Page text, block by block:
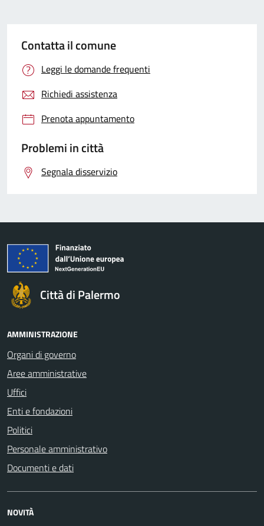
Contatta il comune
Leggi le domande frequenti
Richiedi assistenza
Prenota appuntamento
Problemi in città
Segnala disservizio
Città di Palermo
AMMINISTRAZIONE
Organi di governo
Aree amministrative
Uffici
Enti e fondazioni
Politici
Personale amministrativo
Documenti e dati
NOVITÀ